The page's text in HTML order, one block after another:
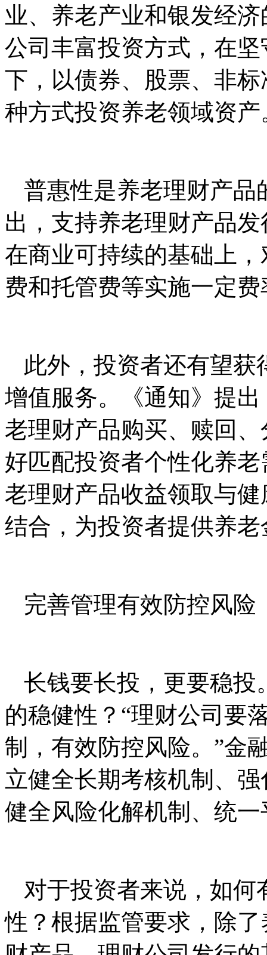
业、养老产业和银发经
公司丰富投资方式，在
下，以债券、股票、非
种方式投资养老领域资产
普惠性是养老理财产品
出，支持养老理财产品
在商业可持续的基础上
费和托管费等实施一定
此外，投资者还有望
增值服务。《通知》提
老理财产品购买、赎回
好匹配投资者个性化养
老理财产品收益领取与
结合，为投资者提供养
完善管理有效防控风险
长钱要长投，更要稳投
的稳健性？“理财公司要
制，有效防控风险。”金
立健全长期考核机制、
健全风险化解机制、统
对于投资者来说，如
性？根据监管要求，除